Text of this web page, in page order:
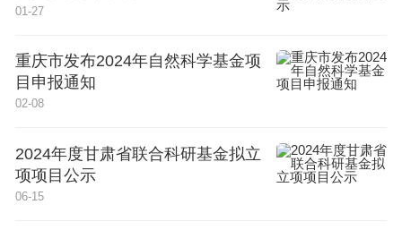
Glimcher被质疑的实验图片2。图源：David的博文
01-27
重庆市发布2024年自然科学基金项
目申报通知
02-08
2024年度甘肃省联合科研基金拟立
项项目公示
06-15